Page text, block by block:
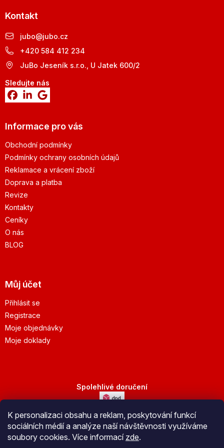
K personalizaci obsahu a reklam, poskytování funkcí
sociálních médií a analýze naší návštěvnosti využíváme
soubory cookies. Více informací zde.
Kontakt
jubo@jubo.cz
+420 584 412 234
JuBo Jeseník s.r.o., U Jatek 600/2
Sledujte nás
Informace pro vás
Obchodní podmínky
Podmínky ochrany osobních údajů
Reklamace a vrácení zboží
Doprava a platba
Revize
Kontakty
Ceníky
O nás
BLOG
Můj účet
Přihlásit se
Registrace
Moje objednávky
Moje doklady
Spolehlivé doručení
Bezpečná platba